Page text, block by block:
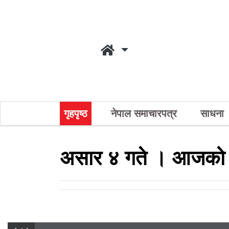
गृहपृष्ठ नेपाल समाचारपत्र साधना
असार ४ गते । आजको